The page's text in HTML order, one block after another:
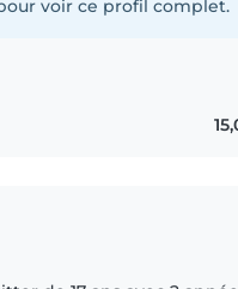
voir ce profil complet.